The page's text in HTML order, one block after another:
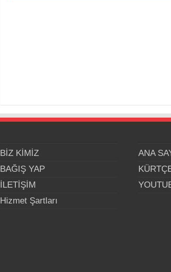
BİZ KİMİZ
BAĞIŞ YAP
İLETİŞİM
Hizmet Şartları
ANA